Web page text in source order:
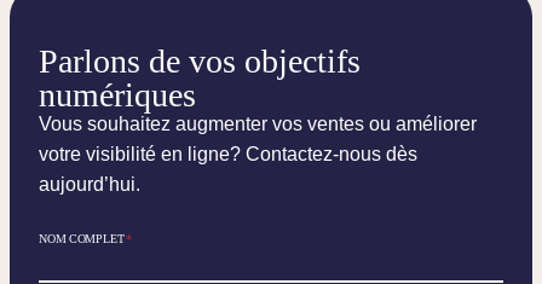
Parlons de vos objectifs
numériques
Vous souhaitez augmenter vos ventes ou améliorer
votre visibilité en ligne? Contactez-nous dès
aujourd’hui.
NOM COMPLET*